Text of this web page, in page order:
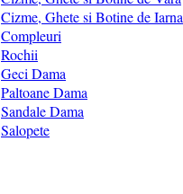
Cizme, Ghete si Botine de Iarna
Compleuri
Rochii
Geci Dama
Paltoane Dama
Sandale Dama
Salopete